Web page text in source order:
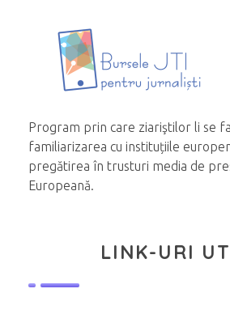
Program prin care ziariştilor li se
familiarizarea cu instituțiile
pregătirea în trusturi media de
Europeană.
LINK-URI